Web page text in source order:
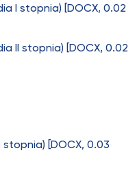
I stopnia) [DOCX, 0.02
II stopnia) [DOCX, 0.02
stopnia) [DOCX, 0.03